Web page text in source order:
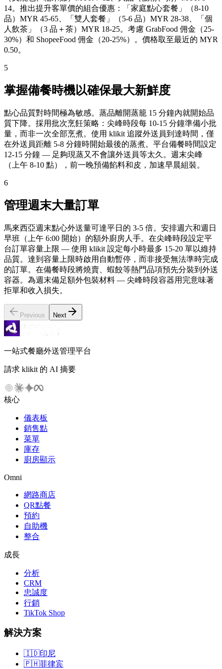
14。推出提升客單價的組合優惠：「家庭點心套餐」（8-10
品）MYR 45-65、「雙人套餐」（5-6 品）MYR 28-38、「個
人飲茶」（3 品＋茶）MYR 18-25。考慮 GrabFood 佣金（25-
30%）和 ShopeeFood 佣金（20-25%）。價格取至最近的 MYR
0.50。
5
掌握備餐時機以確保最大新鮮度
點心品質對時間極為敏感。蒸品離開蒸籠 15 分鐘內就開始品
質下降。採用批次烹飪策略：尖峰時段每 10-15 分鐘準備小批
量，而非一次全部烹煮。使用 klikit 追蹤外送員到達時間，僅
在外送員距離 5-8 分鐘時開始最後的蒸煮。平台備餐時間設定
12-15 分鐘 — 足夠現蒸又不會讓外送員等太久。週末尖峰
（上午 8-10 點），前一晚預備餡料和皮，加速早晨組裝。
6
管理週末大量訂單
馬來西亞週末點心外送量可達平日的 3-5 倍。安排週六和週日
早班（上午 6:00 開始）的額外廚房人手。在尖峰時段設定平
台訂單容量上限 — 使用 klikit 設定每小時最多 15-20 單以維持
品質。達到容量上限時啟用自動暫停，而非接受無法準時完成
的訂單。在備餐時段將燒賣、蝦餃等熱門品項預先分裝到外送
容器。為週末備足額外包裝材料 — 尖峰時段容器用完意味著
拒單和收入損失。
Previous Next
一站式餐廳外送管理平台
請求 klikit 的 AI 摘要
核心
儀表板
銷售點
菜單
庫存
廚房顯示
Omni
網路商店
QR點餐
預約
自助機
整合
成長
分析
CRM
忠誠度
行銷
TikTok Shop
解決方案
🇮🇩印尼
🇵🇭菲律宾